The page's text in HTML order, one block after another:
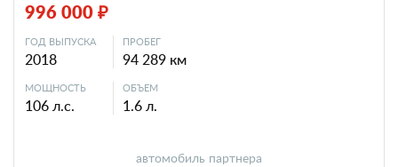
996 000 ₽
ГОД ВЫПУСКА
2018
ПРОБЕГ
94 289 км
МОЩНОСТЬ
106 л.с.
ОБЪЕМ
1.6 л.
автомобиль партнера